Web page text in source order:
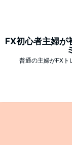
FX初心者主婦が
普通の主婦がFXト